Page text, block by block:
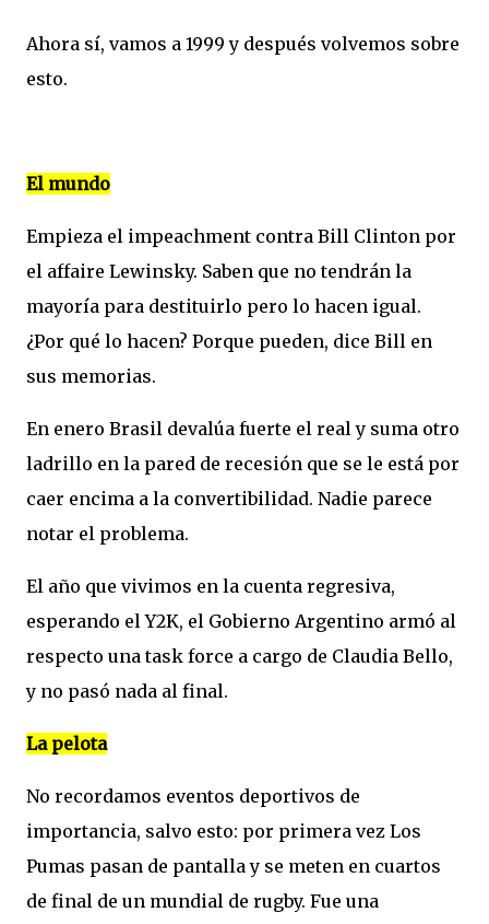
Ahora sí, vamos a 1999 y después volvemos sobre
esto.
El mundo
Empieza el impeachment contra Bill Clinton por
el affaire Lewinsky. Saben que no tendrán la
mayoría para destituirlo pero lo hacen igual.
¿Por qué lo hacen? Porque pueden, dice Bill en
sus memorias.
En enero Brasil devalúa fuerte el real y suma otro
ladrillo en la pared de recesión que se le está por
caer encima a la convertibilidad. Nadie parece
notar el problema.
El año que vivimos en la cuenta regresiva,
esperando el Y2K, el Gobierno Argentino armó al
respecto una task force a cargo de Claudia Bello,
y no pasó nada al final.
La pelota
No recordamos eventos deportivos de
importancia, salvo esto: por primera vez Los
Pumas pasan de pantalla y se meten en cuartos
de final de un mundial de rugby. Fue una